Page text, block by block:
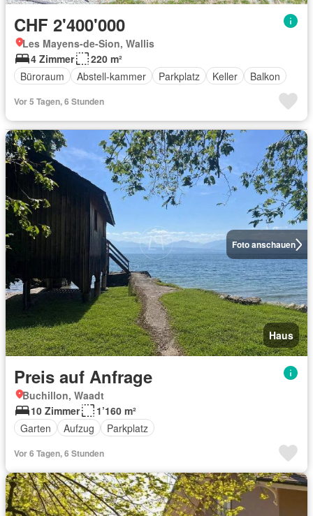
CHF 2'400'000
Les Mayens-de-Sion, Wallis
4 Zimmer
220 m²
Büroraum
Abstell-kammer Parkplatz Keller Balkon
Vor 5 Tagen, 6 Stunden
Foto anschauen
Haus
Preis auf Anfrage
Buchillon, Waadt
10 Zimmer
1’160 m²
Garten
Aufzug Parkplatz
Vor 6 Tagen, 6 Stunden